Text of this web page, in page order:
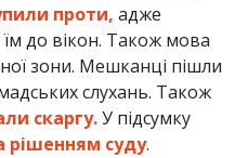
проти, адже
їм до вікон. Також мова
зони. Мешканці пішли
слухань. Також
скаргу.У підсумку
рішенням суду.